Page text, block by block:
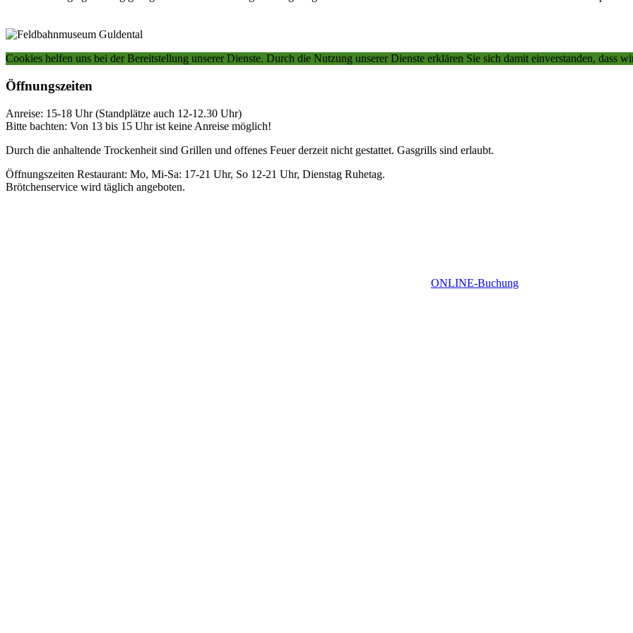
Cookies helfen uns bei der Bereitstellung unserer Dienste. Durch die Nutzung unserer Dienste erklären Sie sich damit einverstanden, dass
Öffnungszeiten
Anreise: 15-18 Uhr (Standplätze auch 12-12.30 Uhr)
Bitte bachten: Von 13 bis 15 Uhr ist keine Anreise möglich!
Durch die anhaltende Trockenheit sind Grillen und offenes Feuer derzeit nicht gestattet. Gasgrills sind erlaubt.
Öffnungszeiten Restaurant: Mo, Mi-Sa: 17-21 Uhr, So 12-21 Uhr, Dienstag Ruhetag.
Brötchenservice wird täglich angeboten.
ONLINE-Buchung